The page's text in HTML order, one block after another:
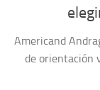
Americand
de orientación